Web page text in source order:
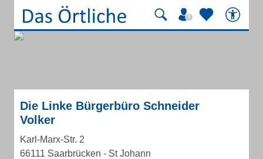
Die Linke Bürgerbüro Schneider
Volker
Karl-Marx-Str. 2
66111 Saarbrücken - St Johann